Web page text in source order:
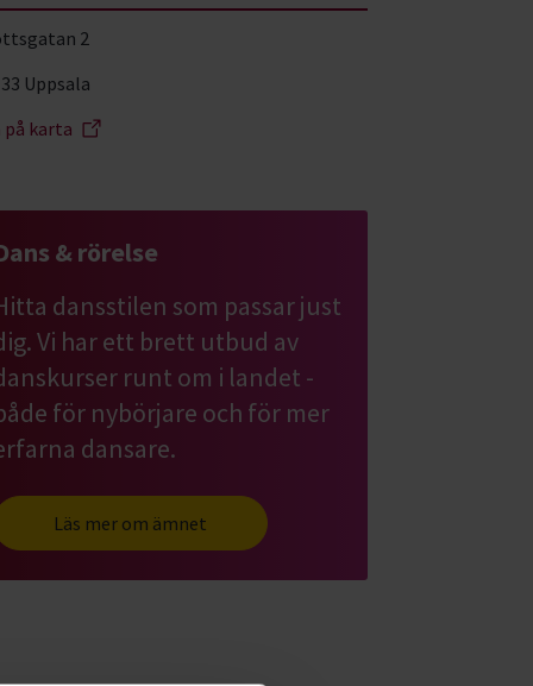
2
Uppsala
på karta
& rörelse
dansstilen som passar just
Vi har ett brett utbud av
runt om i landet -
för nybörjare och för mer
dansare.
Läs mer om ämnet